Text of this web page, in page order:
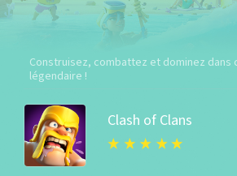
Construisez, combattez et dominez dans
légendaire !
Clash of Clans